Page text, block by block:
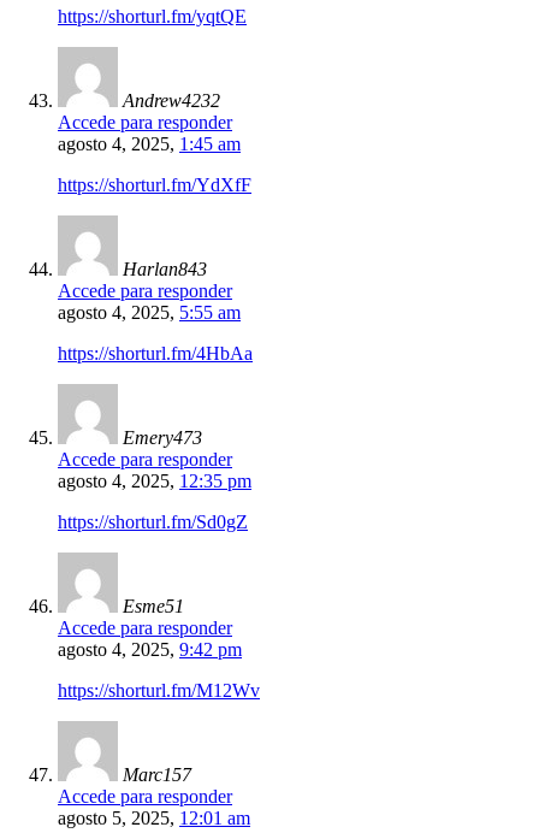
https://shorturl.fm/yqtQE
Andrew4232
Accede para responder
agosto 4, 2025, 1:45 am
https://shorturl.fm/YdXfF
Harlan843
Accede para responder
agosto 4, 2025, 5:55 am
https://shorturl.fm/4HbAa
Emery473
Accede para responder
agosto 4, 2025, 12:35 pm
https://shorturl.fm/Sd0gZ
Esme51
Accede para responder
agosto 4, 2025, 9:42 pm
https://shorturl.fm/M12Wv
Marc157
Accede para responder
agosto 5, 2025, 12:01 am